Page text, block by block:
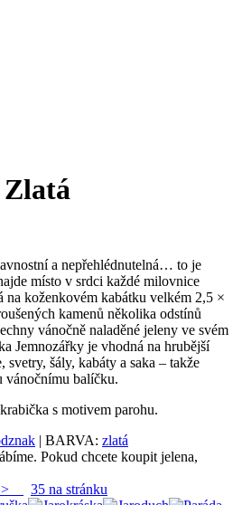
Zlatá
a nepřehlédnutelná… to je
místo v srdci každé milovnice
na koženkovém kabátku velkém 2,5 ×
kamenů několika odstínů
vánočně naladěné jeleny ve svém
Jemnozářky je vhodná na hrubější
svetry, šály, kabáty a saka – takže
vánočnímu balíčku.
s motivem parohu.
| BARVA: zlatá
Pokud chcete koupit jelena,
> 35 na stránku